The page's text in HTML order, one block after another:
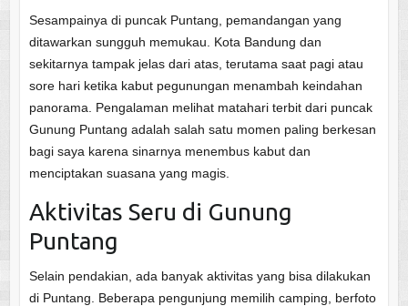
Sesampainya di puncak Puntang, pemandangan yang
ditawarkan sungguh memukau. Kota Bandung dan
sekitarnya tampak jelas dari atas, terutama saat pagi atau
sore hari ketika kabut pegunungan menambah keindahan
panorama. Pengalaman melihat matahari terbit dari puncak
Gunung Puntang adalah salah satu momen paling berkesan
bagi saya karena sinarnya menembus kabut dan
menciptakan suasana yang magis.
Aktivitas Seru di Gunung
Puntang
Selain pendakian, ada banyak aktivitas yang bisa dilakukan
di Puntang. Beberapa pengunjung memilih camping, berfoto